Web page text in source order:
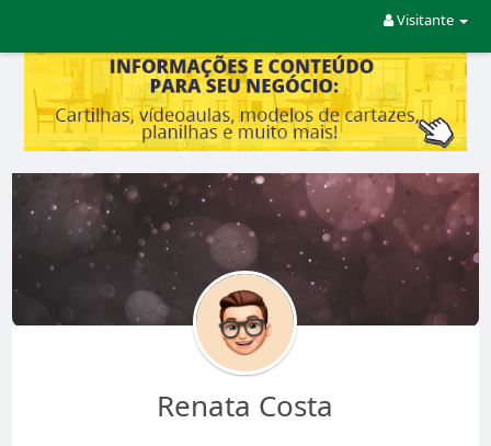
Visitante
Renata Costa